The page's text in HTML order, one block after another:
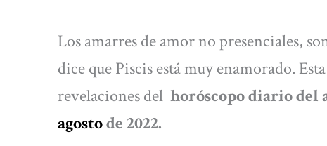
Los amarres de amor no presenciales,
dice que Piscis está muy enamorado.
revelaciones del horóscopo diario del
agostode 2022.